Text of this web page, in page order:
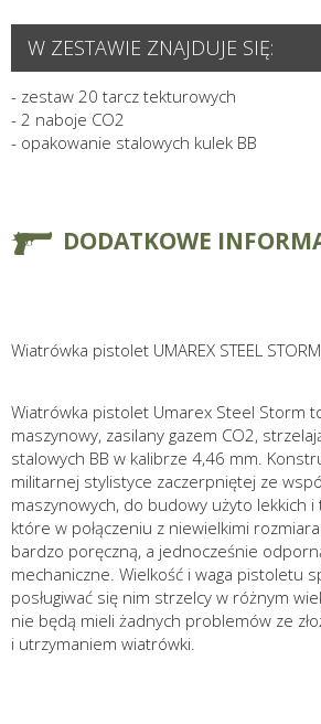
W ZESTAWIE ZNAJDUJE SIĘ:
- zestaw 20 tarcz tekturowych
- 2 naboje CO2
- opakowanie stalowych kulek BB
DODATKOWE
Wiatrówka pistolet UMAREX STEEL
Wiatrówka pistolet Umarex Steel Storm
maszynowy, zasilany gazem CO2,
stalowych BB w kalibrze 4,46 mm.
militarnej stylistyce zaczerpniętej ze
maszynowych, do budowy użyto lekkich i
które w połączeniu z niewielkimi
bardzo poręczną, a jednocześnie
mechaniczne. Wielkość i waga pistoletu
posługiwać się nim strzelcy w różnym
nie będą mieli żadnych problemów ze
i utrzymaniem wiatrówki.